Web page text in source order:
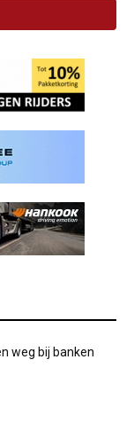
weg bij banken